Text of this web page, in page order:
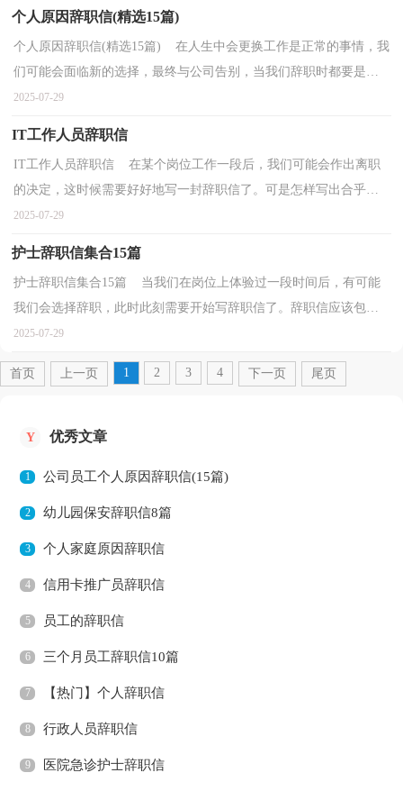
个人原因辞职信(精选15篇)
个人原因辞职信(精选15篇) 在人生中会更换工作是正常的事情，我
们可能会面临新的选择，最终与公司告别，当我们辞职时都要是写
辞职信的。怎样写好辞职信呢?以下是小编帮大家整...
2025-07-29
IT工作人员辞职信
IT工作人员辞职信 在某个岗位工作一段后，我们可能会作出离职
的决定，这时候需要好好地写一封辞职信了。可是怎样写出合乎规
范的辞职信呢？以下是小编为大家整理的IT工作人员辞...
2025-07-29
护士辞职信集合15篇
护士辞职信集合15篇 当我们在岗位上体验过一段时间后，有可能
我们会选择辞职，此时此刻需要开始写辞职信了。辞职信应该包括
什么内容?以下是小编帮大家整理的护士辞职信，欢迎...
2025-07-29
首页 上一页 1 2 3 4 下一页 尾页
Y 优秀文章
1 公司员工个人原因辞职信(15篇)
2 幼儿园保安辞职信8篇
3 个人家庭原因辞职信
4 信用卡推广员辞职信
5 员工的辞职信
6 三个月员工辞职信10篇
7 【热门】个人辞职信
8 行政人员辞职信
9 医院急诊护士辞职信